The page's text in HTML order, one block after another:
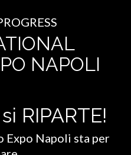
NAPOLI
RIPARTE!
Expo Napoli sta per